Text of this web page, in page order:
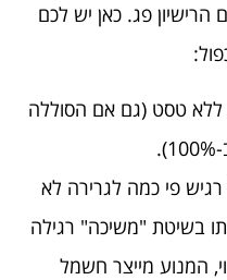
הרישיון פג. כאן יש לכם
ללא טסט (גם אם הסוללה
פי כמה לגרירה לא
בשיטת "משיכה" רגילה
המנוע מייצר חשמל